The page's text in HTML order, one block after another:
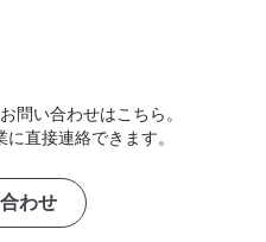
問い合わせはこちら。
直接連絡できます。
わせ